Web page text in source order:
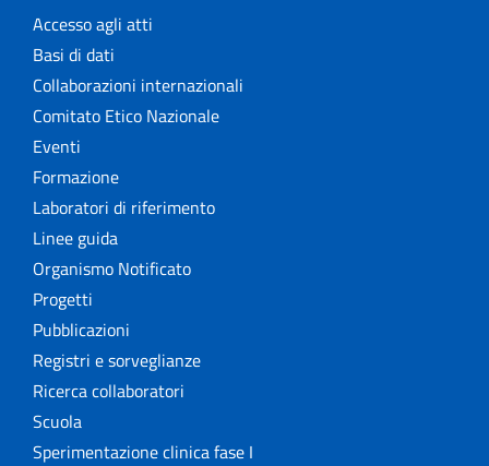
Accesso agli atti
Basi di dati
Collaborazioni internazionali
Comitato Etico Nazionale
Eventi
Formazione
Laboratori di riferimento
Linee guida
Organismo Notificato
Progetti
Pubblicazioni
Registri e sorveglianze
Ricerca collaboratori
Scuola
Sperimentazione clinica fase I